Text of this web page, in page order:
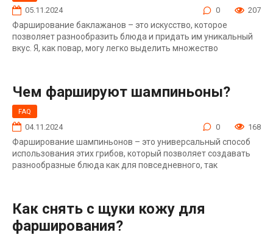
05.11.2024 0 207
Фарширование баклажанов – это искусство, которое
позволяет разнообразить блюда и придать им уникальный
вкус. Я, как повар, могу легко выделить множество
Чем фаршируют шампиньоны?
FAQ
04.11.2024 0 168
Фарширование шампиньонов – это универсальный способ
использования этих грибов, который позволяет создавать
разнообразные блюда как для повседневного, так
Как снять с щуки кожу для
фарширования?